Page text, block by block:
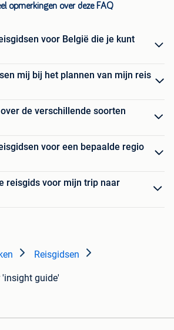
opmerkingen over deze FAQ
voor België die je kunt
mij bij het plannen van mijn reis
de verschillende soorten
voor een bepaalde regio
reisgids voor mijn trip naar
Reisgidsen
'insight guide'